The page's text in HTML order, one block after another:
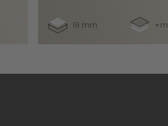
19 mm